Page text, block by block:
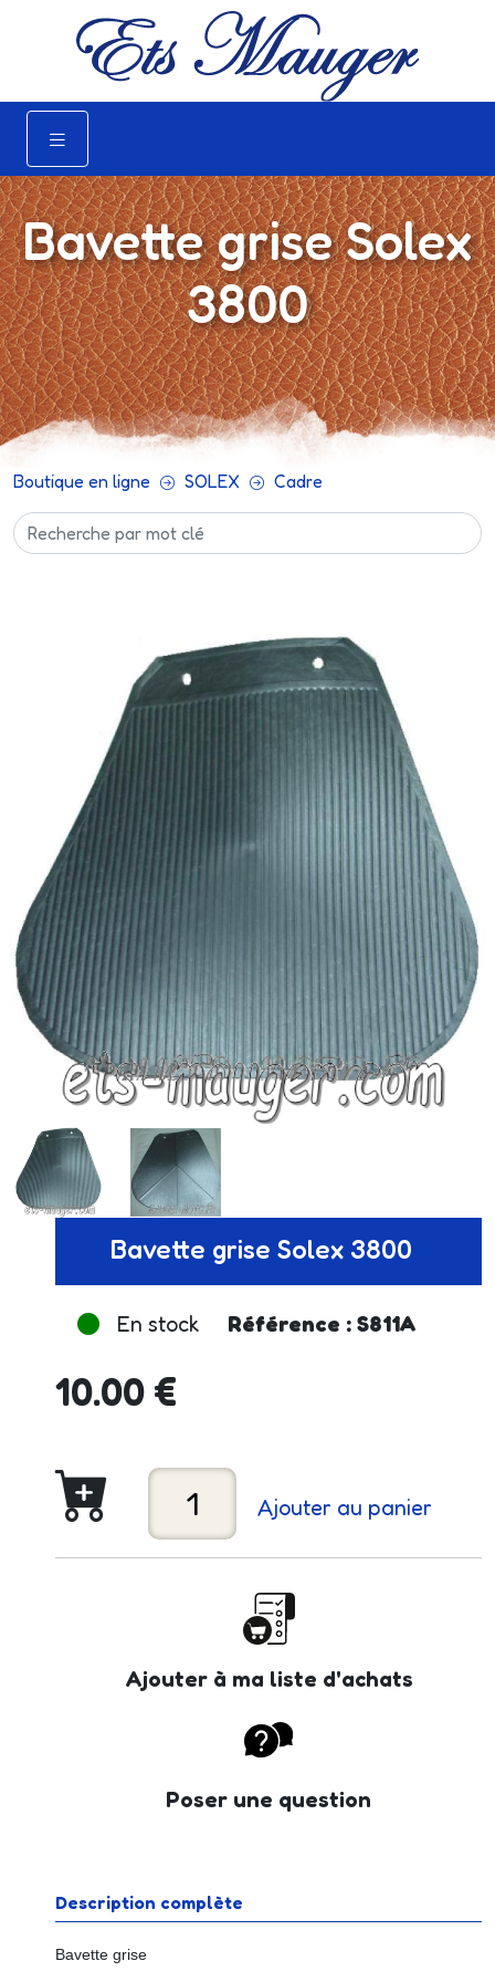
Bavette grise Solex
3800
Boutique en ligne SOLEX Cadre
Bavette grise Solex 3800
En stock Référence : S811A
10.00 €
Ajouter au panier
Ajouter à ma liste d'achats
Poser une question
Description complète
Bavette grise